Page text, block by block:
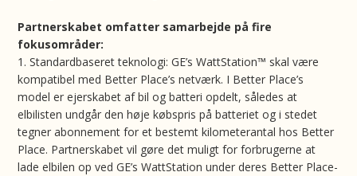
Partnerskabet omfatter samarbejde på fire
fokusområder:
1. Standardbaseret teknologi: GE’s WattStation™ skal være
kompatibel med Better Place’s netværk. I Better Place’s
model er ejerskabet af bil og batteri opdelt, således at
elbilisten undgår den høje købspris på batteriet og i stedet
tegner abonnement for et bestemt kilometerantal hos Better
Place. Partnerskabet vil gøre det muligt for forbrugerne at
lade elbilen op ved GE’s WattStation under deres Better Place-